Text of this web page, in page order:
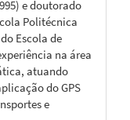
e doutorado
Politécnica
Escola de
na área
atuando
do GPS
e